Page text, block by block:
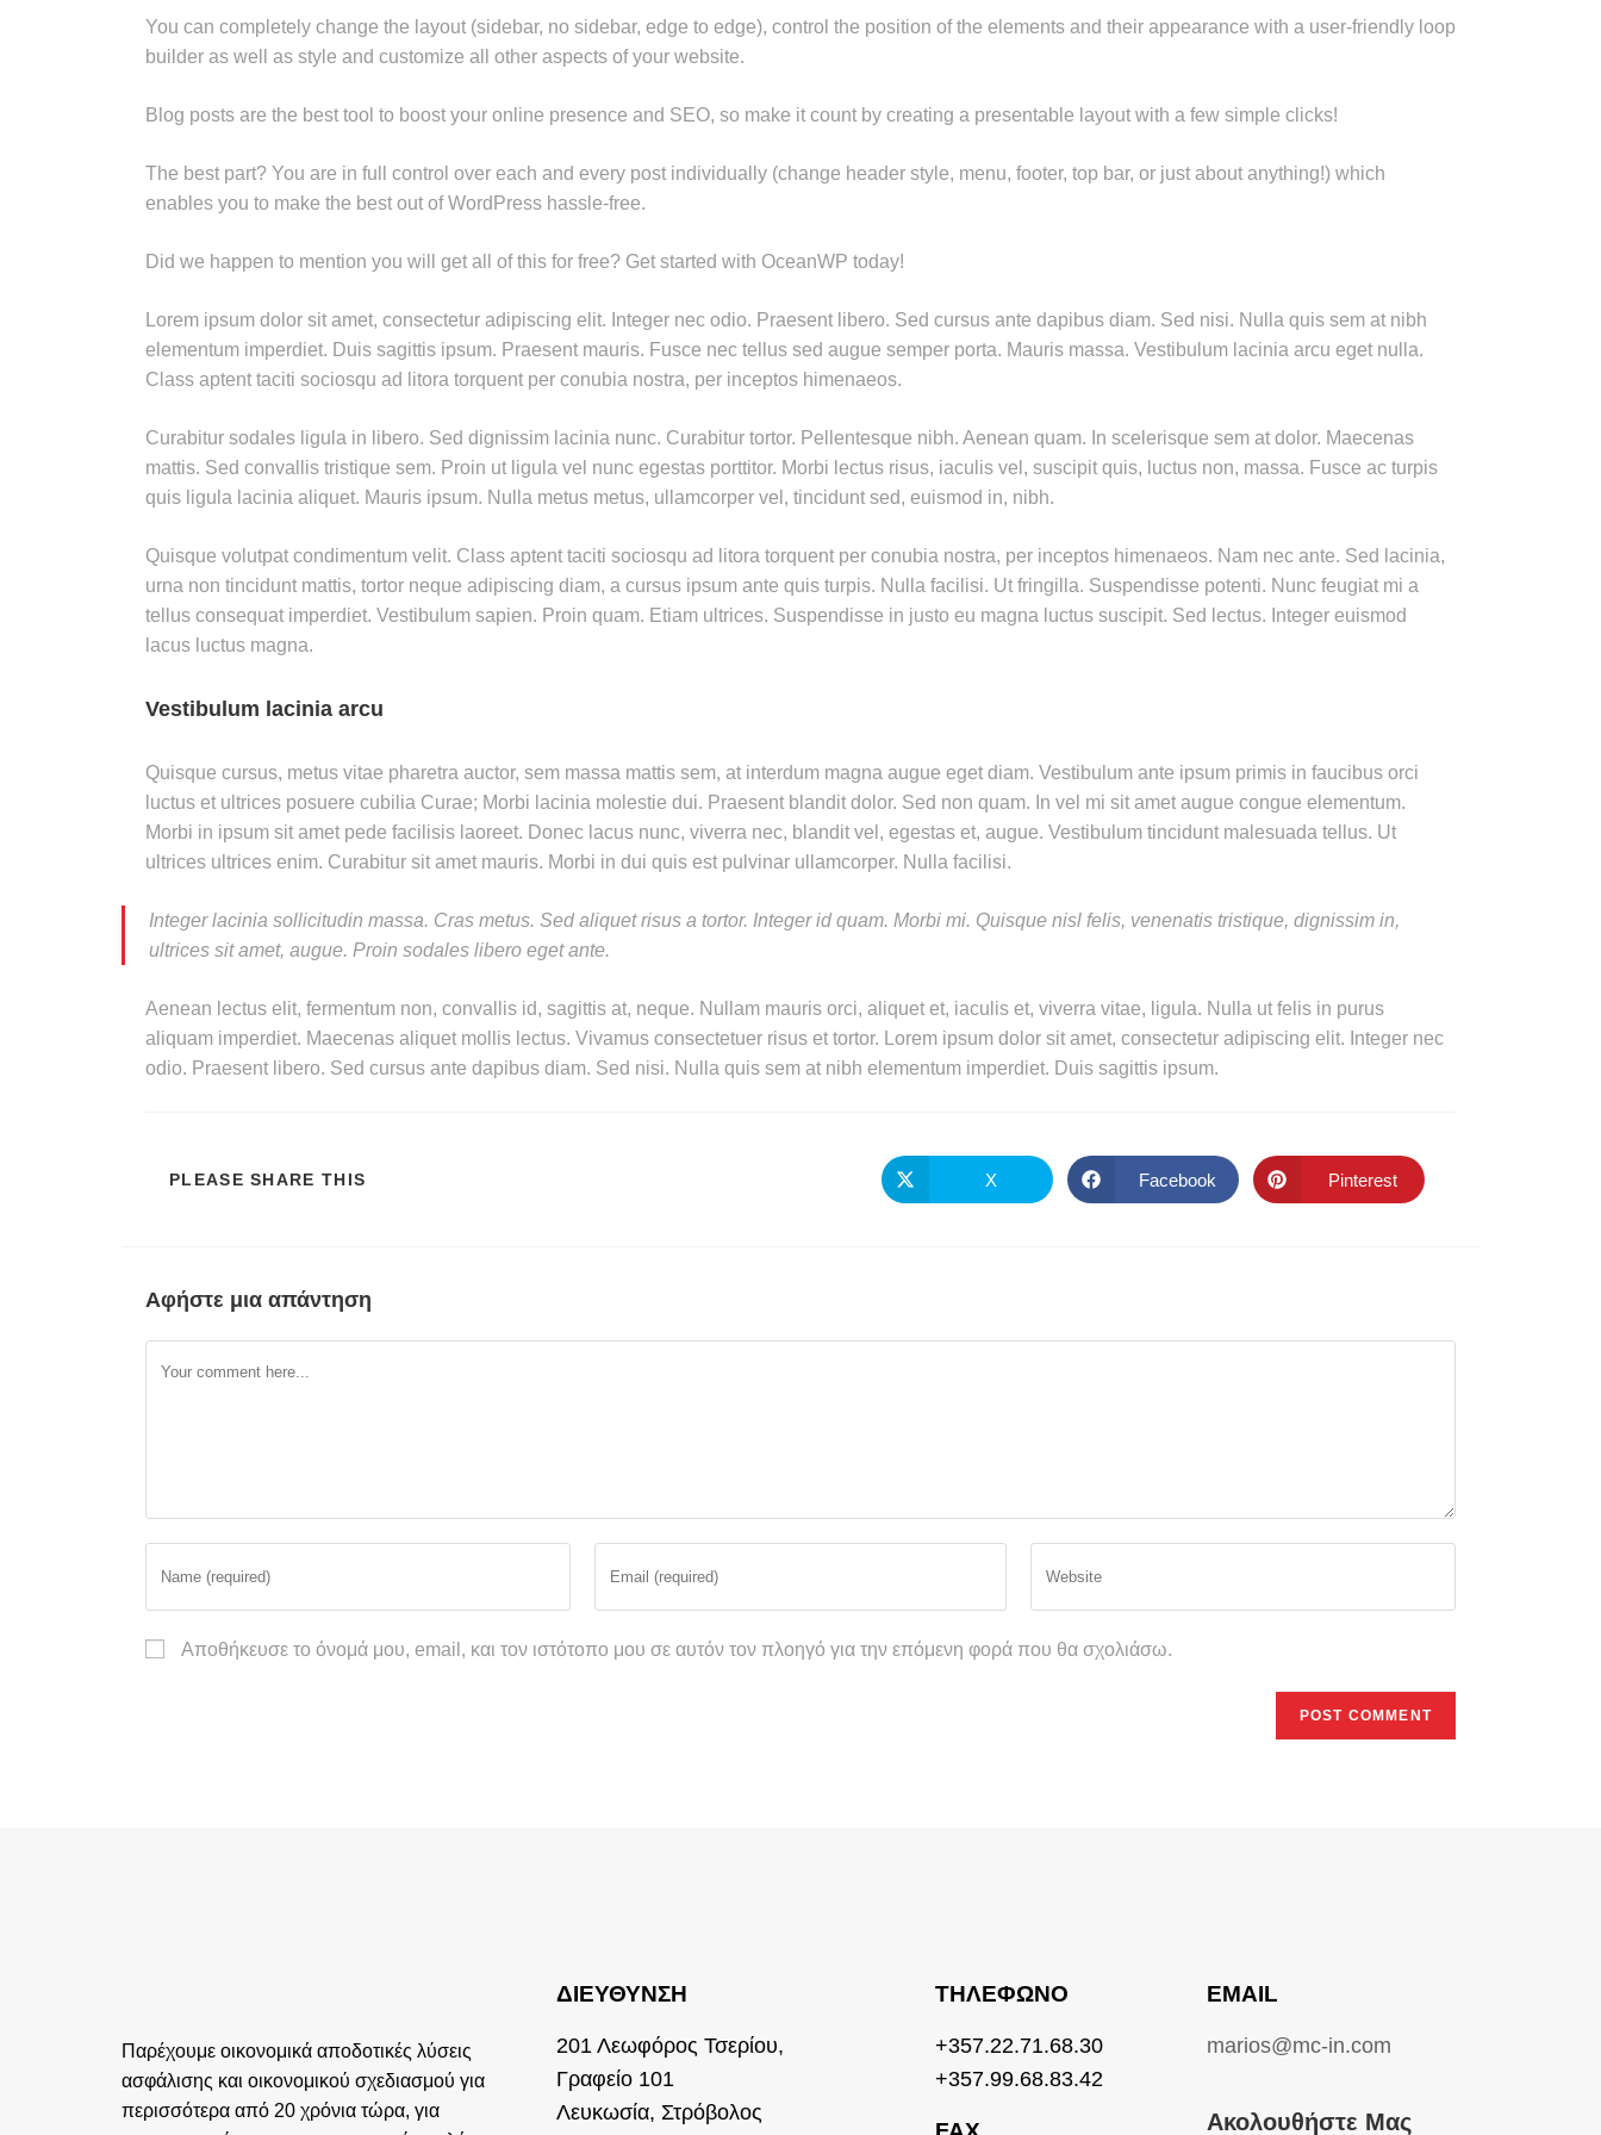
You can completely change the layout (sidebar, no sidebar, edge to edge), control the position of the elements and their appearance with a user-friendly loop
builder as well as style and customize all other aspects of your website.
Blog posts are the best tool to boost your online presence and SEO, so make it count by creating a presentable layout with a few simple clicks!
The best part? You are in full control over each and every post individually (change header style, menu, footer, top bar, or just about anything!) which
enables you to make the best out of WordPress hassle-free.
Did we happen to mention you will get all of this for free? Get started with OceanWP today!
Lorem ipsum dolor sit amet, consectetur adipiscing elit. Integer nec odio. Praesent libero. Sed cursus ante dapibus diam. Sed nisi. Nulla quis sem at nibh
elementum imperdiet. Duis sagittis ipsum. Praesent mauris. Fusce nec tellus sed augue semper porta. Mauris massa. Vestibulum lacinia arcu eget nulla.
Class aptent taciti sociosqu ad litora torquent per conubia nostra, per inceptos himenaeos.
Curabitur sodales ligula in libero. Sed dignissim lacinia nunc. Curabitur tortor. Pellentesque nibh. Aenean quam. In scelerisque sem at dolor. Maecenas
mattis. Sed convallis tristique sem. Proin ut ligula vel nunc egestas porttitor. Morbi lectus risus, iaculis vel, suscipit quis, luctus non, massa. Fusce ac turpis
quis ligula lacinia aliquet. Mauris ipsum. Nulla metus metus, ullamcorper vel, tincidunt sed, euismod in, nibh.
Quisque volutpat condimentum velit. Class aptent taciti sociosqu ad litora torquent per conubia nostra, per inceptos himenaeos. Nam nec ante. Sed lacinia,
urna non tincidunt mattis, tortor neque adipiscing diam, a cursus ipsum ante quis turpis. Nulla facilisi. Ut fringilla. Suspendisse potenti. Nunc feugiat mi a
tellus consequat imperdiet. Vestibulum sapien. Proin quam. Etiam ultrices. Suspendisse in justo eu magna luctus suscipit. Sed lectus. Integer euismod
lacus luctus magna.
Vestibulum lacinia arcu
Quisque cursus, metus vitae pharetra auctor, sem massa mattis sem, at interdum magna augue eget diam. Vestibulum ante ipsum primis in faucibus orci
luctus et ultrices posuere cubilia Curae; Morbi lacinia molestie dui. Praesent blandit dolor. Sed non quam. In vel mi sit amet augue congue elementum.
Morbi in ipsum sit amet pede facilisis laoreet. Donec lacus nunc, viverra nec, blandit vel, egestas et, augue. Vestibulum tincidunt malesuada tellus. Ut
ultrices ultrices enim. Curabitur sit amet mauris. Morbi in dui quis est pulvinar ullamcorper. Nulla facilisi.
Integer lacinia sollicitudin massa. Cras metus. Sed aliquet risus a tortor. Integer id quam. Morbi mi. Quisque nisl felis, venenatis tristique, dignissim in,
ultrices sit amet, augue. Proin sodales libero eget ante.
Aenean lectus elit, fermentum non, convallis id, sagittis at, neque. Nullam mauris orci, aliquet et, iaculis et, viverra vitae, ligula. Nulla ut felis in purus
aliquam imperdiet. Maecenas aliquet mollis lectus. Vivamus consectetuer risus et tortor. Lorem ipsum dolor sit amet, consectetur adipiscing elit. Integer nec
odio. Praesent libero. Sed cursus ante dapibus diam. Sed nisi. Nulla quis sem at nibh elementum imperdiet. Duis sagittis ipsum.
PLEASE SHARE THIS X Facebook Pinterest
Αφήστε μια απάντηση
Αποθήκευσε το όνομά μου, email, και τον ιστότοπο μου σε αυτόν τον πλοηγό για την επόμενη φορά που θα σχολιάσω.
Παρέχουμε οικονομικά αποδοτικές λύσεις
ασφάλισης και οικονομικού σχεδιασμού για
περισσότερα από 20 χρόνια τώρα, για
ΔΙΕΎΘΥΝΣΗ
201 Λεωφόρος Τσερίου,
Γραφείο 101
Λευκωσία, Στρόβολος
ΤΗΛΈΦΩΝΟ
+357.22.71.68.30
+357.99.68.83.42
EMAIL
marios@mc-in.com
Ακολουθήστε Μας